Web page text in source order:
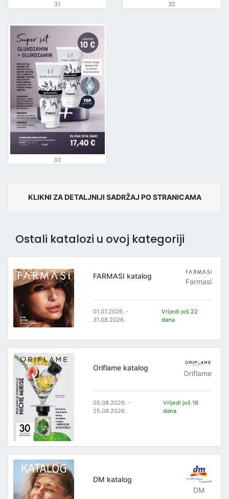
31 32
33
KLIKNI ZA DETALJNIJI SADRŽAJ PO STRANICAMA
Ostali katalozi u ovoj kategoriji
FARMASI katalog
Farmasi
01.07.2026. -
31.08.2026.
Vrijedi još 22
dana
Oriflame katalog
Oriflame
05.08.2026. -
25.08.2026.
Vrijedi još 16
dana
DM katalog
DM